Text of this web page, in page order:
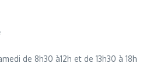
de 8h30 à12h et de 13h30 à 18h